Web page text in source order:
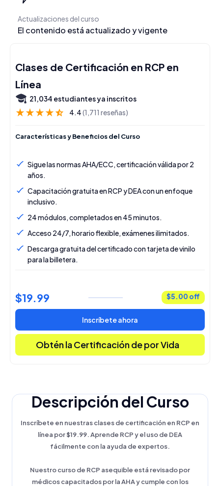
Actualizaciones del curso
El contenido está actualizado y vigente
Clases de Certificación en RCP en
Línea
21,034 estudiantes ya inscritos
4.4(1,711 reseñas)
Características y Beneficios del Curso
Sigue las normas AHA/ECC, certificación válida por 2
años.
Capacitación gratuita en RCP y DEA con un enfoque
inclusivo.
24 módulos, completados en 45 minutos.
Acceso 24/7, horario flexible, exámenes ilimitados.
Descarga gratuita del certificado con tarjeta de vinilo
para la billetera.
$19.99 $5.00 off
Inscríbete ahora
Obtén la Certificación de por Vida
Descripción del Curso
Inscríbete en nuestras clases de certificación en RCP en
línea por $19.99. Aprende RCP y el uso de DEA
fácilmente con la ayuda de expertos.
Nuestro curso de RCP asequible está revisado por
médicos capacitados por la AHA y cumple con los